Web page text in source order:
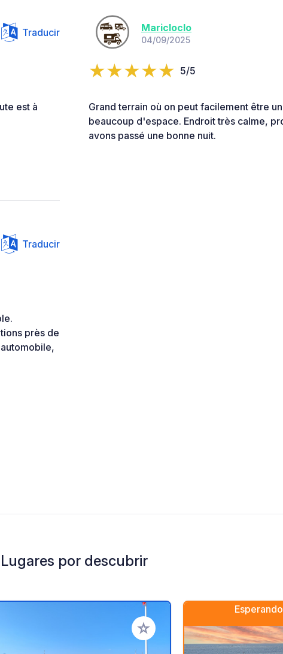
Traducir
est à
Maricloclo
04/09/2025
5/5
Grand terrain où on peut facilement être
beaucoup d'espace. Endroit très calme,
avons passé une bonne nuit.
Traducir
près de
Lugares por descubrir
Añadir a tus favoritos